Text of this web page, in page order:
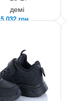
демі
5 032 грн.